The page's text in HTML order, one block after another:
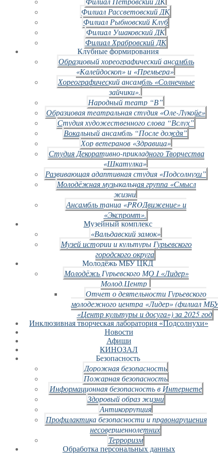
Филиал Рассветовский ДК
Филиал Рыбновский Клуб
Филиал Ушаковский ДК
Филиал Храбровский ДК
Клубные формирования
Образцовый хореографический ансамбль
«Калейдоскоп» и «Премьера»
Хореографический ансамбль «Солнечные
зайчики».
Народный театр “В”
Образцовая театральная студия «Оле-Лукойе»
Студия художественного слова “Вслух”
Вокальный ансамбль “После дождя”
Хор ветеранов «Здравица»
Студия Декоративно-прикладного Творчества
«Шкатулка»
Развивающая адаптивная студия «Подсолнухи”
Молодёжная музыкальная группа «Смысл
жизни
Ансамбль танца «PROДвижение» и
«Экспромт».
Музейный комплекс
«Вальдавский замок»
Музей истории и культуры Гурьевского
городского округа
Молодёжь МБУ ЦКД
Молодёжь Гурьевского МО I «Лидер»
Молод.Центр
Отчет о деятельности Гурьевского
молодежного центра «Лидер» (филиал
«Центр культуры и досуга») за 2025 год
Инклюзивная творческая лаборатория «Подсолнухи»
Новости
Афиши
КИНОЗАЛ
Безопасность
Дорожная безопасность
Пожарная безопасность
Информационная безопасность в Интернете
Здоровый образ жизни
Антикоррупция
Профилактика безопасности и правонарушения
несовершеннолетних
Терроризм
Обработка персональных данных